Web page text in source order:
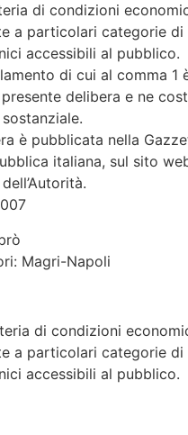
di condizioni
a particolari categorie di
accessibili al pubblico.
di cui al comma 1
presente delibera e ne
è pubblicata nella
italiana, sul sito
Magri-Napoli
di condizioni
a particolari categorie di
accessibili al pubblico.